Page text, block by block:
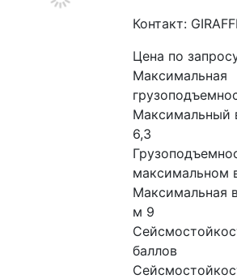
Контакт:
Цена по
Максимальная
Максимальный
6,3
максимальном
Максимальная
м 9
баллов